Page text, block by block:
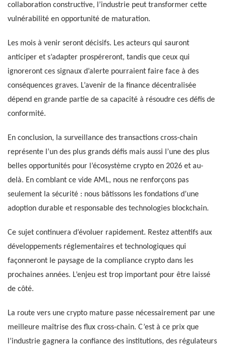
collaboration constructive, l’industrie peut transformer cette
vulnérabilité en opportunité de maturation.
Les mois à venir seront décisifs. Les acteurs qui sauront
anticiper et s’adapter prospéreront, tandis que ceux qui
ignoreront ces signaux d’alerte pourraient faire face à des
conséquences graves. L’avenir de la finance décentralisée
dépend en grande partie de sa capacité à résoudre ces défis de
conformité.
En conclusion, la surveillance des transactions cross-chain
représente l’un des plus grands défis mais aussi l’une des plus
belles opportunités pour l’écosystème crypto en 2026 et au-
delà. En comblant ce vide AML, nous ne renforçons pas
seulement la sécurité : nous bâtissons les fondations d’une
adoption durable et responsable des technologies blockchain.
Ce sujet continuera d’évoluer rapidement. Restez attentifs aux
développements réglementaires et technologiques qui
façonneront le paysage de la compliance crypto dans les
prochaines années. L’enjeu est trop important pour être laissé
de côté.
La route vers une crypto mature passe nécessairement par une
meilleure maîtrise des flux cross-chain. C’est à ce prix que
l’industrie gagnera la confiance des institutions, des régulateurs